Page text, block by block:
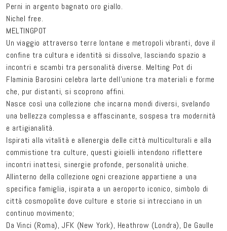
Perni in argento bagnato oro giallo.
Nichel free.
MELTINGPOT
Un viaggio attraverso terre lontane e metropoli vibranti, dove il
confine tra cultura e identità si dissolve, lasciando spazio a
incontri e scambi tra personalità diverse. Melting Pot di
Flaminia Barosini celebra larte dell’unione tra materiali e forme
che, pur distanti, si scoprono affini.
Nasce così una collezione che incarna mondi diversi, svelando
una bellezza complessa e affascinante, sospesa tra modernità
e artigianalità.
Ispirati alla vitalità e allenergia delle città multiculturali e alla
commistione tra culture, questi gioielli intendono riflettere
incontri inattesi, sinergie profonde, personalità uniche.
Allinterno della collezione ogni creazione appartiene a una
specifica famiglia, ispirata a un aeroporto iconico, simbolo di
città cosmopolite dove culture e storie si intrecciano in un
continuo movimento;
Da Vinci (Roma), JFK (New York), Heathrow (Londra), De Gaulle